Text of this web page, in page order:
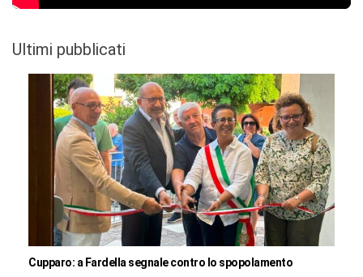
Ultimi pubblicati
Cupparo: a Fardella segnale contro lo spopolamento